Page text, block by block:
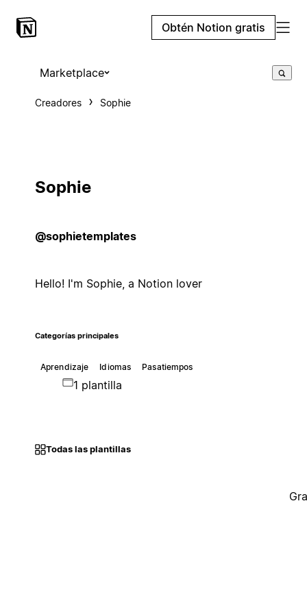
Obtén Notion gratis
Marketplace
Creadores Sophie
Sophie
@sophietemplates
Hello! I'm Sophie, a Notion lover
Categorías principales
Aprendizaje Idiomas Pasatiempos
1 plantilla
Todas las plantillas